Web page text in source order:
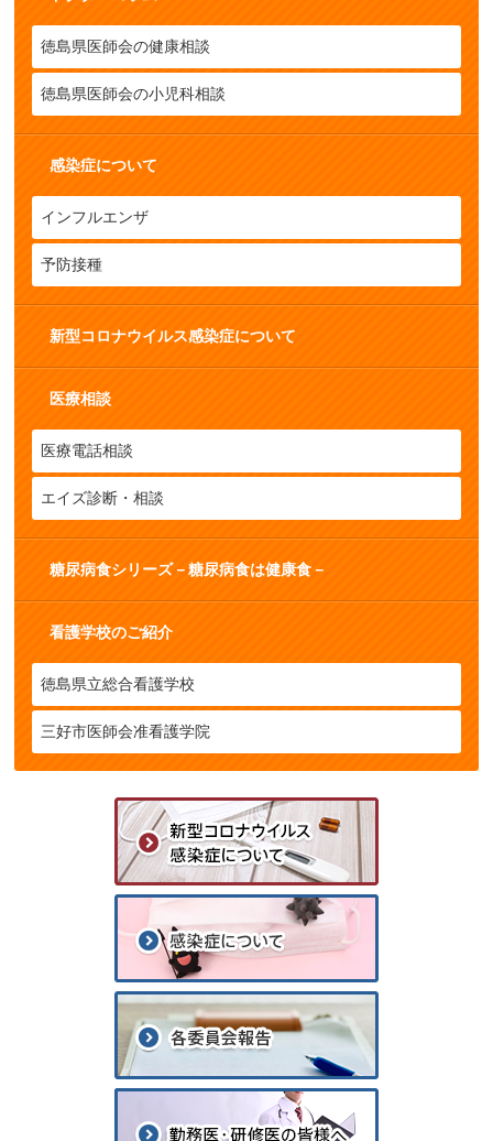
徳島県医師会の健康相談
徳島県医師会の小児科相談
感染症について
インフルエンザ
予防接種
新型コロナウイルス感染症について
医療相談
医療電話相談
エイズ診断・相談
糖尿病食シリーズ－糖尿病食は健康食－
看護学校のご紹介
徳島県立総合看護学校
三好市医師会准看護学院